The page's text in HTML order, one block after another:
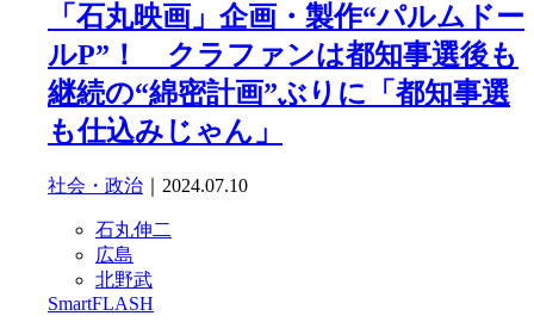
「石丸映画」企画・製作“パルムドー
ルP”！ クラファンは都知事選後も
継続の“綿密計画”ぶりに「都知事選
も仕込みじゃん」
社会・政治 ｜2024.07.10
石丸伸二
広島
北野武
SmartFLASH